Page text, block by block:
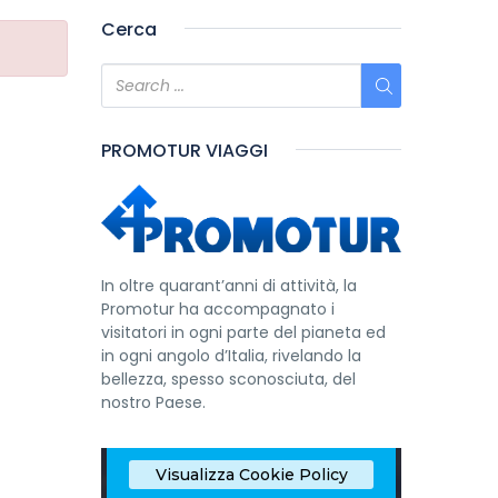
Cerca
PROMOTUR VIAGGI
In oltre quarant’anni di attività, la
Promotur ha accompagnato i
visitatori in ogni parte del pianeta ed
in ogni angolo d’Italia, rivelando la
bellezza, spesso sconosciuta, del
nostro Paese.